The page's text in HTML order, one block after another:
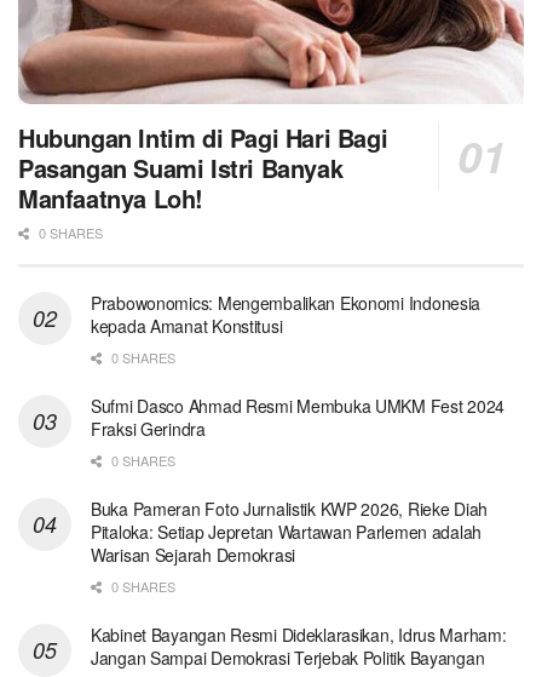
Hubungan Intim di Pagi Hari Bagi
Pasangan Suami Istri Banyak
Manfaatnya Loh!
0 SHARES
Prabowonomics: Mengembalikan Ekonomi Indonesia
kepada Amanat Konstitusi
0 SHARES
Sufmi Dasco Ahmad Resmi Membuka UMKM Fest 2024
Fraksi Gerindra
0 SHARES
Buka Pameran Foto Jurnalistik KWP 2026, Rieke Diah
Pitaloka: Setiap Jepretan Wartawan Parlemen adalah
Warisan Sejarah Demokrasi
0 SHARES
Kabinet Bayangan Resmi Dideklarasikan, Idrus Marham:
Jangan Sampai Demokrasi Terjebak Politik Bayangan